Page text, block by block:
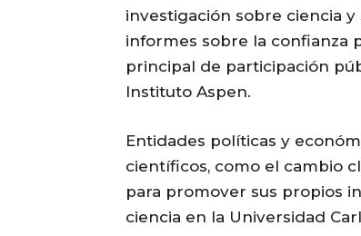
investigación sobre ciencia
informes sobre la confianza
principal de participación
Instituto Aspen.
Entidades políticas y
científicos, como el cambio
para promover sus propios
ciencia en la Universidad